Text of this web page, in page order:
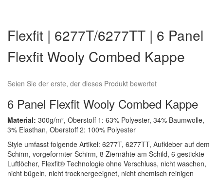
der
Bildergalerie
springen
Flexfit | 6277T/6277TT | 6 Panel
Flexfit Wooly Combed Kappe
Seien Sie der erste, der dieses Produkt bewertet
6 Panel Flexfit Wooly Combed Kappe
Material: 300g/m², Oberstoff 1: 63% Polyester, 34% Baumwolle,
3% Elasthan, Oberstoff 2: 100% Polyester
Style umfasst folgende Artikel: 6277T, 6277TT, Aufkleber auf dem
Schirm, vorgeformter Schirm, 8 Ziernähte am Schild, 6 gestickte
Luftlöcher, Flexfit® Technologie ohne Verschluss, nicht waschen,
nicht bügeln, nicht trocknergeeignet, nicht chemisch reinigen